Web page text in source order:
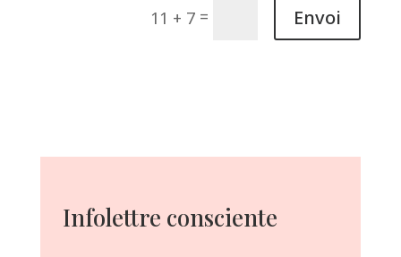
11 + 7 = Envoi
Infolettre consciente